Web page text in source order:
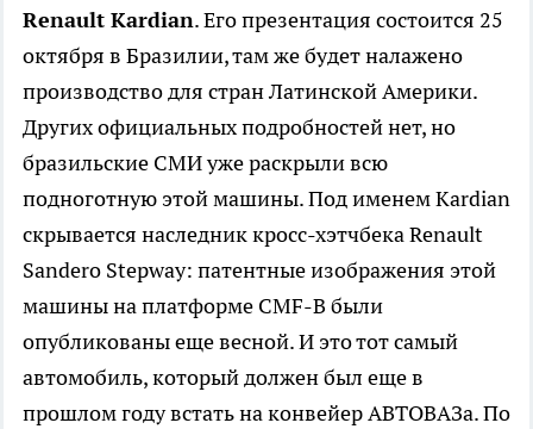
Renault Kardian. Его презентация состоится 25
октября в Бразилии, там же будет налажено
производство для стран Латинской Америки.
Других официальных подробностей нет, но
бразильские СМИ уже раскрыли всю
подноготную этой машины. Под именем Kardian
скрывается наследник кросс-хэтчбека Renault
Sandero Stepway: патентные изображения этой
машины на платформе CMF-B были
опубликованы еще весной. И это тот самый
автомобиль, который должен был еще в
прошлом году встать на конвейер АВТОВАЗа. По